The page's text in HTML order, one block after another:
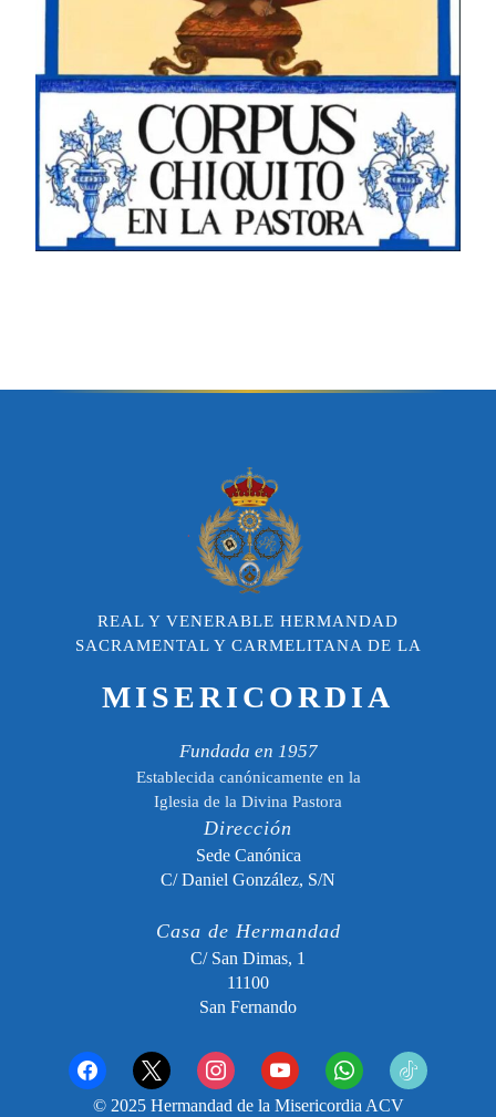
REAL Y VENERABLE HERMANDAD
SACRAMENTAL Y CARMELITANA DE LA
MISERICORDIA
Fundada en 1957
Establecida canónicamente en la
Iglesia de la Divina Pastora
Dirección
Sede Canónica
C/ Daniel González, S/N
Casa de Hermandad
C/ San Dimas, 1
11100
San Fernando
facebook x instagramyoutube whatsapp tiktok2
© 2025 Hermandad de la Misericordia ACV